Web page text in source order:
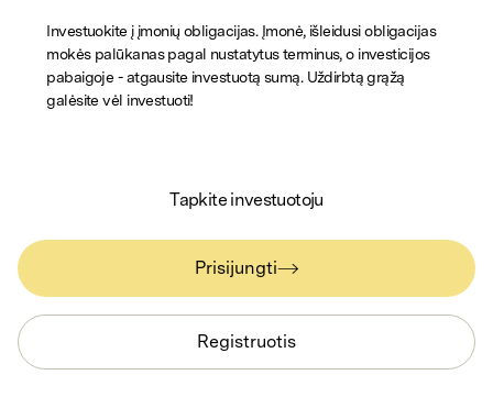
Investuokite į įmonių obligacijas. Įmonė, išleidusi obligacijas
mokės palūkanas pagal nustatytus terminus, o investicijos
pabaigoje - atgausite investuotą sumą. Uždirbtą grąžą
galėsite vėl investuoti!
Tapkite investuotoju
Prisijungti
Registruotis